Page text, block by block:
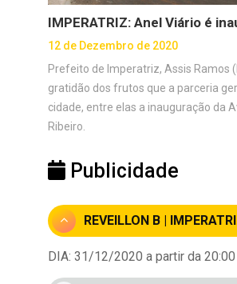
IMPERATRIZ: Anel Viário é
12 de Dezembro de 2020
Prefeito de Imperatriz, Assis Ramos
gratidão dos frutos que a parceria
cidade, entre elas a inauguração da
Ribeiro.
Publicidade
REVEILLON B |
DIA: 31/12/2020 a partir da 20:00